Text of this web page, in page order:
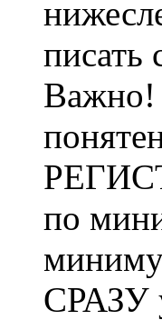
Важно!
по
СРАЗУ